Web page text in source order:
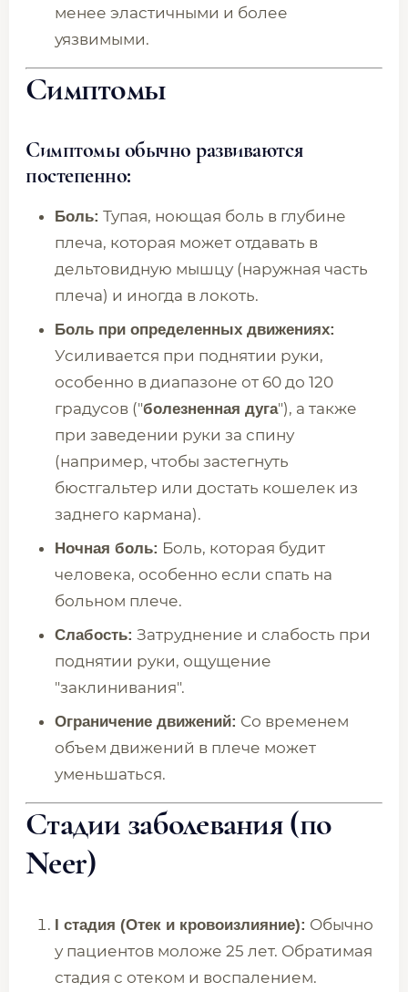
менее эластичными и более
уязвимыми.
Симптомы
Симптомы обычно развиваются
постепенно:
Боль: Тупая, ноющая боль в глубине
плеча, которая может отдавать в
дельтовидную мышцу (наружная часть
плеча) и иногда в локоть.
Боль при определенных движениях:
Усиливается при поднятии руки,
особенно в диапазоне от 60 до 120
градусов ("болезненная дуга"), а также
при заведении руки за спину
(например, чтобы застегнуть
бюстгальтер или достать кошелек из
заднего кармана).
Ночная боль: Боль, которая будит
человека, особенно если спать на
больном плече.
Слабость: Затруднение и слабость при
поднятии руки, ощущение
"заклинивания".
Ограничение движений: Со временем
объем движений в плече может
уменьшаться.
Стадии заболевания (по
Neer)
I стадия (Отек и кровоизлияние): Обычно
у пациентов моложе 25 лет. Обратимая
стадия с отеком и воспалением.